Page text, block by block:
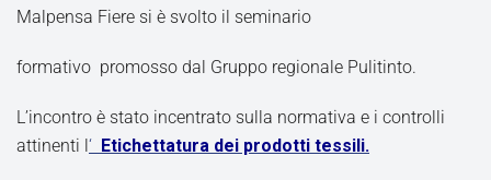
Malpensa Fiere si è svolto il seminario
formativo promosso dal Gruppo regionale Pulitinto.
L’incontro è stato incentrato sulla normativa e i controlli
attinenti l‘ Etichettatura dei prodotti tessili.